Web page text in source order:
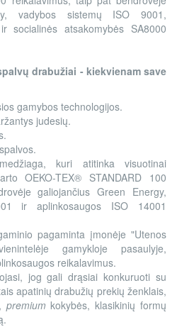
vadybos sistemų ISO 9001,
socialinės atsakomybės SA8000
drabužiai - kiekvienam save
gamybos technologijos.
judesių.
kuri atitinka visuotinai
OEKO-TEX® STANDARD 100
galiojančius Green Energy,
ir aplinkosaugos ISO 14001
pagaminta įmonėje "Utenos
gamykloje pasaulyje,
reikalavimus.
jog gali drąsiai konkuruoti su
apatinių drabužių prekių ženklais,
premium kokybės, klasikinių formų